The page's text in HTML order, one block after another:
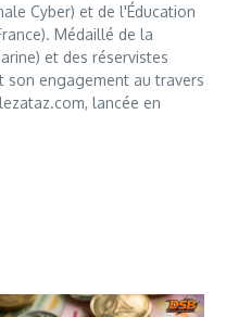
Cyber) et de l'Éducation
Médaillé de la
et des réservistes
son engagement au travers
lancée en